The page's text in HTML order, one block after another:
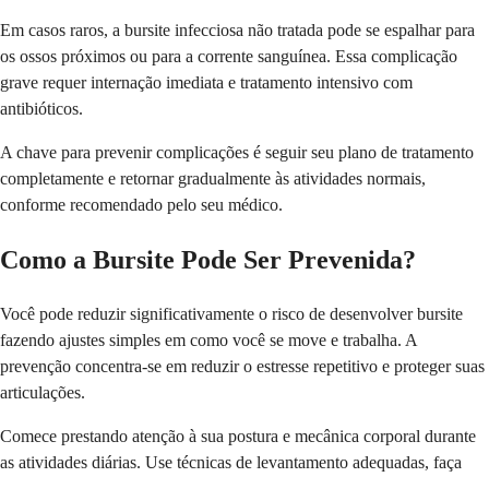
Em casos raros, a bursite infecciosa não tratada pode se espalhar para
os ossos próximos ou para a corrente sanguínea. Essa complicação
grave requer internação imediata e tratamento intensivo com
antibióticos.
A chave para prevenir complicações é seguir seu plano de tratamento
completamente e retornar gradualmente às atividades normais,
conforme recomendado pelo seu médico.
Como a Bursite Pode Ser Prevenida?
Você pode reduzir significativamente o risco de desenvolver bursite
fazendo ajustes simples em como você se move e trabalha. A
prevenção concentra-se em reduzir o estresse repetitivo e proteger suas
articulações.
Comece prestando atenção à sua postura e mecânica corporal durante
as atividades diárias. Use técnicas de levantamento adequadas, faça